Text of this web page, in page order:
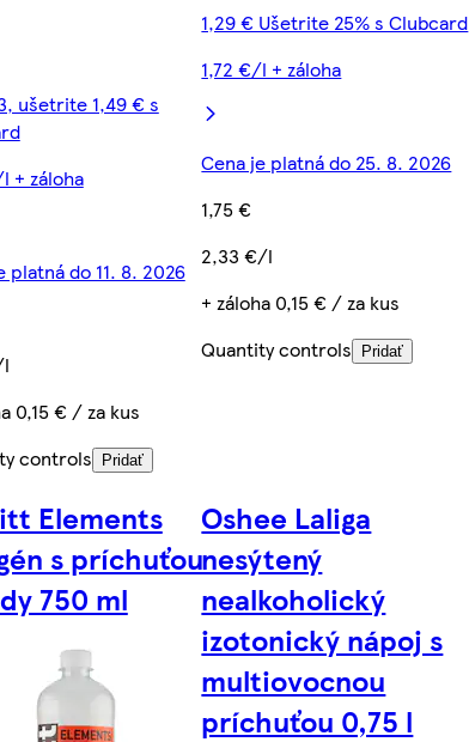
ušetrite 1,49 € s
+ záloha
platná do 11. 8. 2026
l
0,15 € / za kus
controls
Pridať
1,29 € Ušetrite 25% s Clubcard
1,72 €/l + záloha
Cena je platná do 25. 8. 2026
1,75 €
2,33 €/l
+ záloha 0,15 € / za kus
Quantity controls
Pridať
Elements
s príchuťou
750 ml
Oshee Laliga
nesýtený
nealkoholický
izotonický nápoj s
multiovocnou
príchuťou 0,75 l